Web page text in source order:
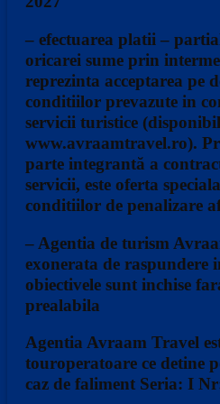
– efectuarea platii –
oricarei sume prin
reprezinta acceptarea pe
conditiilor prevazute in
servicii turistice
www.avraamtravel.ro).
parte integrantă a
servicii, este oferta
conditiilor de penalizare
– Agentia de turism
exonerata de raspundere
obiectivele sunt inchise
prealabila
Agentia Avraam Travel
touroperatoare ce detine
caz de faliment Seria: I